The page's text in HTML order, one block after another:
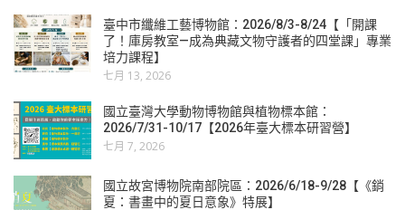
臺中市纖維工藝博物館：2026/8/3-8/24【「開課
了！庫房教室—成為典藏文物守護者的四堂課」專業
培力課程】
七月 13, 2026
國立臺灣大學動物博物館與植物標本館：
2026/7/31-10/17【2026年臺大標本研習營】
七月 7, 2026
國立故宮博物院南部院區：2026/6/18-9/28【《銷
夏：書畫中的夏日意象》特展】